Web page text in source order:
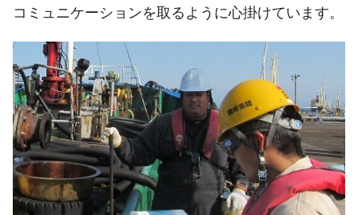
コミュニケーションを取るように心掛けています。